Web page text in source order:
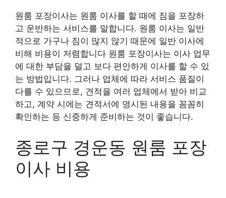
원룸 포장이사는 원룸 이사를 할 때에 짐을 포장하
고 운반하는 서비스를 말합니다. 원룸 이사는 일반
적으로 가구나 짐이 많지 않기 때문에 일반 이사에
비해 비용이 저렴합니다 원룸 포장이사는 이사 업무
에 대한 부담을 덜고 보다 편안하게 이사를 할 수 있
는 방법입니다. 그러나 업체에 따라 서비스 품질이
다를 수 있으므로, 견적을 여러 업체에서 받아 비교
하고, 계약 시에는 견적서에 명시된 내용을 꼼꼼히
확인하는 등 신중하게 준비하는 것이 좋습니다.
종로구 경운동 원룸 포장
이사 비용